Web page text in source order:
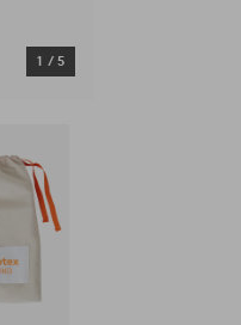
1 / 5